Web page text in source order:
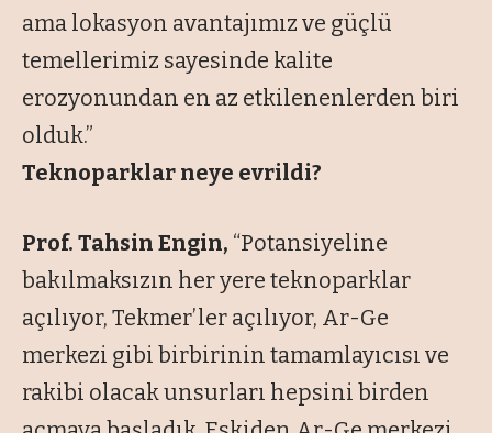
ama lokasyon avantajımız ve güçlü
temellerimiz sayesinde kalite
erozyonundan en az etkilenenlerden biri
olduk.”
Teknoparklar neye evrildi?
Prof. Tahsin Engin, “Potansiyeline
bakılmaksızın her yere teknoparklar
açılıyor, Tekmer’ler açılıyor, Ar-Ge
merkezi gibi birbirinin tamamlayıcısı ve
rakibi olacak unsurları hepsini birden